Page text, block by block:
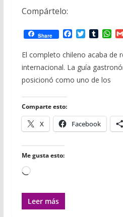
Compártelo:
Share
F
c
e
b
o
T
i
t
e
T
m
b
l
r
W
a
t
s
El completo chileno acaba de
internacional. La guía
posicionó como uno de los
Comparte esto:
X Facebook
Me gusta esto:
Cargando...
Leer más